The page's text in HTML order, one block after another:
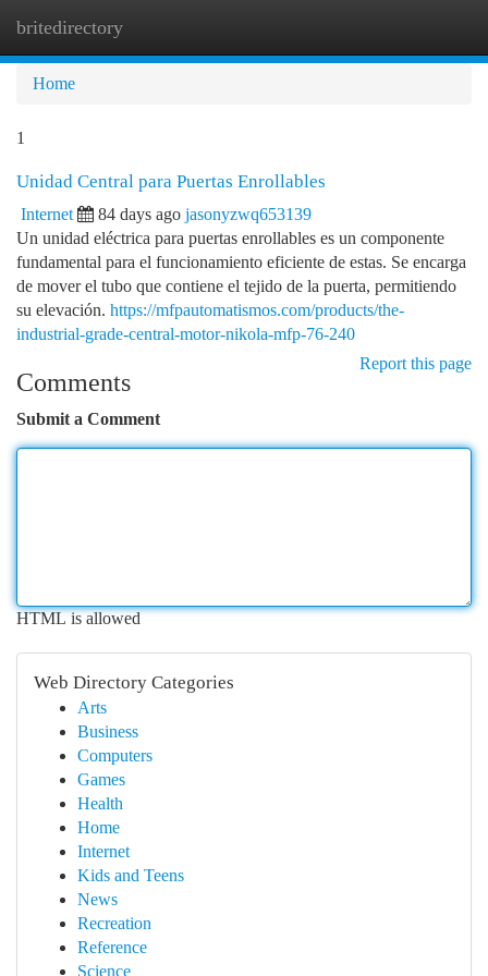
britedirectory
Home
1
Unidad Central para Puertas Enrollables
Internet 84 days ago jasonyzwq653139
Un unidad eléctrica para puertas enrollables es un componente
fundamental para el funcionamiento eficiente de estas. Se encarga
de mover el tubo que contiene el tejido de la puerta, permitiendo
su elevación. https://mfpautomatismos.com/products/the-
industrial-grade-central-motor-nikola-mfp-76-240
Report this page
Comments
Submit a Comment
HTML is allowed
Web Directory Categories
Arts
Business
Computers
Games
Health
Home
Internet
Kids and Teens
News
Recreation
Reference
Science